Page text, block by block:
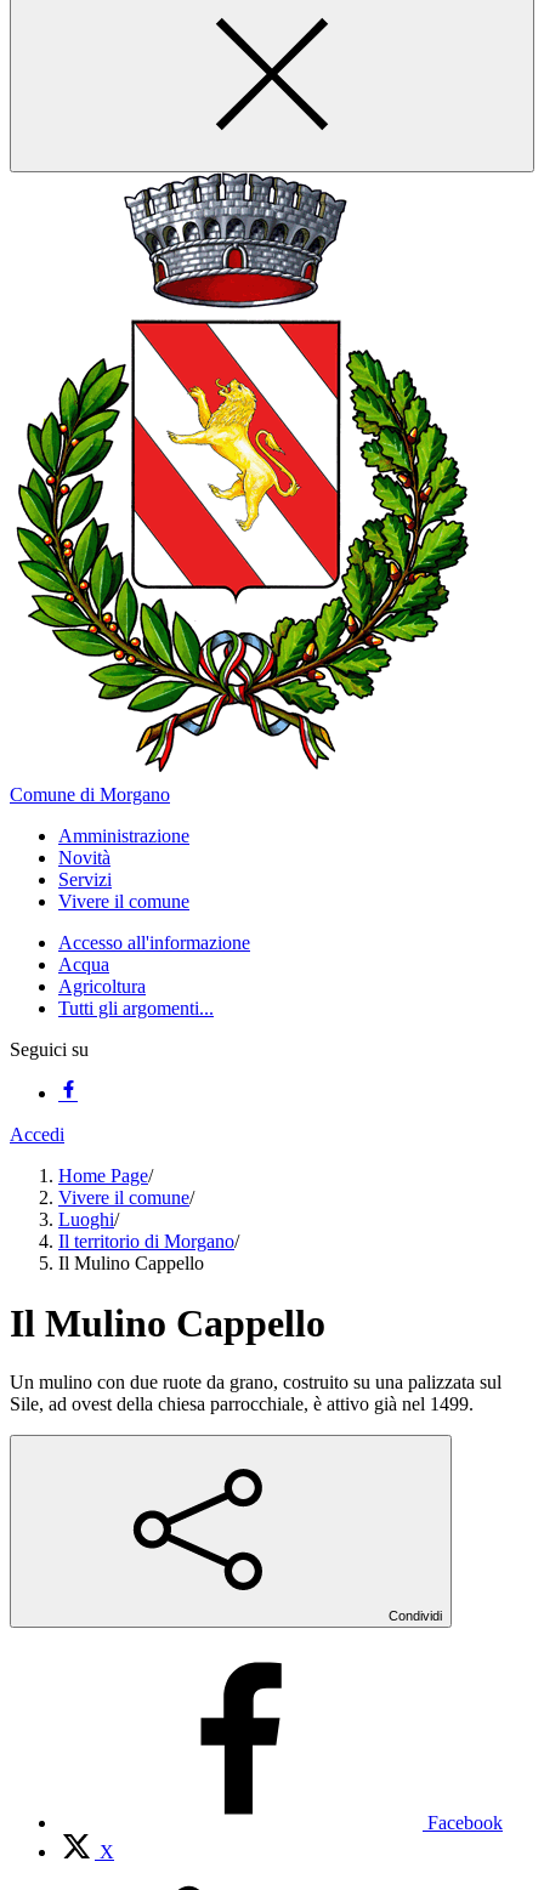
Comune di Morgano
Amministrazione
Novità
Servizi
Vivere il comune
Accesso all'informazione
Acqua
Agricoltura
Tutti gli argomenti...
Seguici su
Accedi
Home Page/
Vivere il comune/
Luoghi/
Il territorio di Morgano/
Il Mulino Cappello
Il Mulino Cappello
Un mulino con due ruote da grano, costruito su una palizzata sul
Sile, ad ovest della chiesa parrocchiale, è attivo già nel 1499.
Condividi
Facebook
X